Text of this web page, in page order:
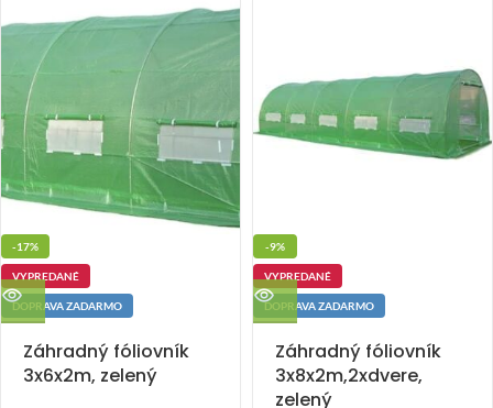
-17%
VYPREDANÉ
DOPRAVA ZADARMO
Záhradný fóliovník
3x6x2m, zelený
-9%
VYPREDANÉ
DOPRAVA ZADARMO
Záhradný fóliovník
3x8x2m,2xdvere,
zelený